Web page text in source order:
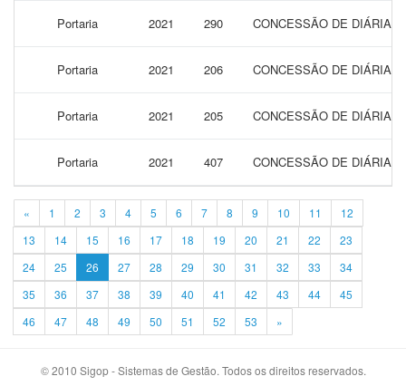
Portaria 2021 290 CONCESSÃO DE DIÁRIAS
Portaria 2021 206 CONCESSÃO DE DIÁRIAS
Portaria 2021 205 CONCESSÃO DE DIÁRIAS
Portaria 2021 407 CONCESSÃO DE DIÁRIAS
« 1 2 3 4 5 6 7 8 9 10 11
12
13
14 15 16 17 18 19 20 21 22
23
24
25 26 27 28 29 30 31 32 33
34
35
36 37 38 39 40 41 42 43 44
45
46
47 48 49 50 51 52 53 »
© 2010 Sigop - Sistemas de Gestão. Todos os direitos reservados.